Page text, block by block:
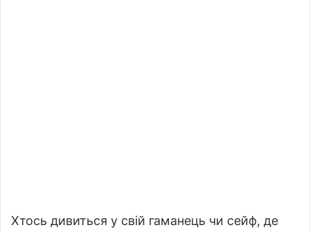
Хтось дивиться у свій гаманець чи сейф, де